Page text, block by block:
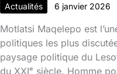
Actualités 6 janvier 2026
Motlatsi Maqelepo est
politiques les plus
paysage politique du
du XXIᵉ siècle. Homme